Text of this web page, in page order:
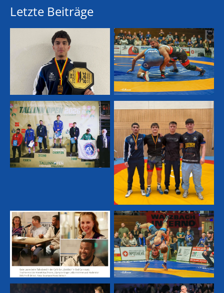
Letzte Beiträge